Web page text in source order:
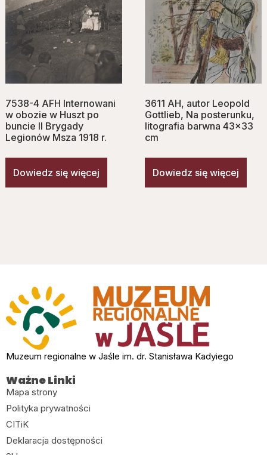
7538-4 AFH Internowani
w obozie w Huszt po
buncie II Brygady
Legionów Msza 1918 r.
Dowiedz się więcej
3611 AH, autor Leopold
Gottlieb, Na posterunku,
litografia barwna 43×33
cm
Dowiedz się więcej
Muzeum regionalne w Jaśle im. dr. Stanisława Kadyiego
Ważne Linki
Mapa strony
Polityka prywatności
CITiK
Deklaracja dostępności